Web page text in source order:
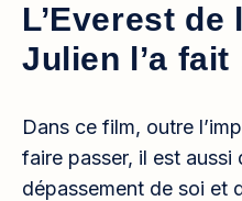
L’Everest de
Julien l’a fait
Dans ce film, outre
faire passer, il est aussi
dépassement de soi et